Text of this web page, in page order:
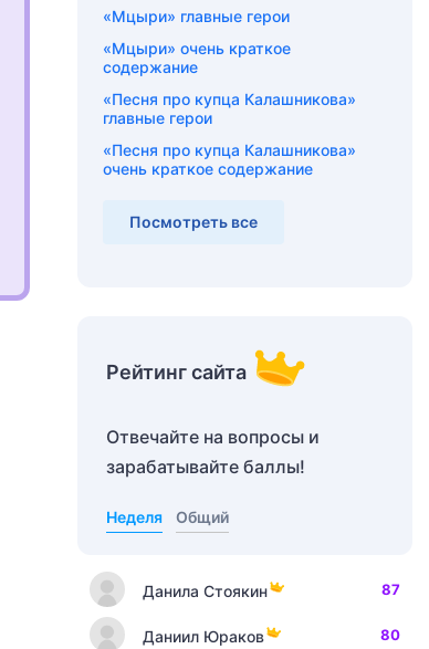
«Мцыри» главные герои
«Мцыри» очень краткое
содержание
«Песня про купца Калашникова»
главные герои
«Песня про купца Калашникова»
очень краткое содержание
Посмотреть все
Рейтинг сайта
Отвечайте на вопросы и
зарабатывайте баллы!
Неделя Общий
Данила Стоякин 87
Даниил Юраков 80